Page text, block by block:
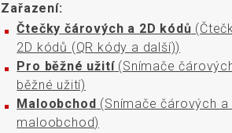
Zařazení:
Čtečky čárových a 2D kódů
2D kódů (QR kódy a další))
Pro běžné užití(Snímače
běžné užití)
Maloobchod (Snímače čárových
maloobchod)